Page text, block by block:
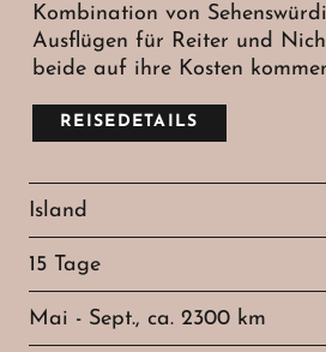
Kombination von
Ausflügen für Reiter und
beide auf ihre Kosten
REISEDETAILS
Island
15 Tage
Mai - Sept., ca. 2300 km